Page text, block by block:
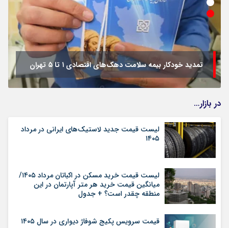
تمدید خودکار بیمه سلامت دهک‌های اقتصادی ۱ تا ۵ تهران
در بازار…
لیست قیمت جدید لاستیک‌های ایرانی در مرداد
۱۴۰۵
لیست قیمت خرید مسکن در اکباتان مرداد ۱۴۰۵/
میانگین قیمت خرید هر متر آپارتمان در این
منطقه چقدر است؟ + جدول
قیمت سرویس پکیج شوفاژ دیواری در سال ۱۴۰۵